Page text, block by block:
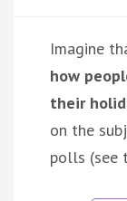
Imagine
how
their
on the
polls (see